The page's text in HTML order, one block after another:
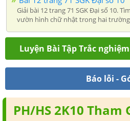
Giải bài 12 trang 71 SGK Đại số 10.
vườn hình chữ nhật trong hai
Luyện Bài Tập Trắc
Báo lỗi -
PH/HS 2K10 Tham